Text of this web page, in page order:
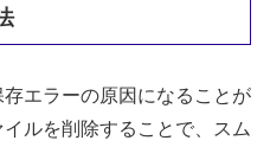
エラーの原因になることが
ルを削除することで、スム